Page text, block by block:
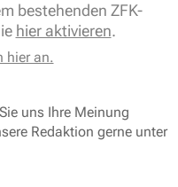
bestehenden ZFK-
hier aktivieren.
hier an.
uns Ihre Meinung
Redaktion gerne unter